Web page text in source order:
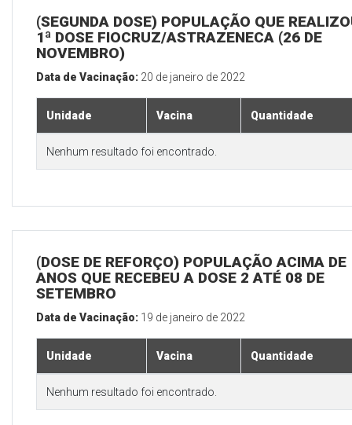
(SEGUNDA DOSE) POPULAÇÃO QUE
1ª DOSE FIOCRUZ/ASTRAZENECA (26 DE
NOVEMBRO)
Data de Vacinação: 20 de janeiro de 2022
Unidade Vacina Quantidade
Nenhum resultado foi encontrado.
(DOSE DE REFORÇO) POPULAÇÃO ACIMA DE
ANOS QUE RECEBEU A DOSE 2 ATÉ 08 DE
SETEMBRO
Data de Vacinação: 19 de janeiro de 2022
Unidade Vacina Quantidade
Nenhum resultado foi encontrado.